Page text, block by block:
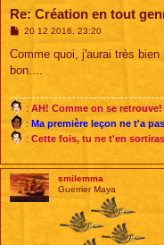
Re: Création en tout
M
s
a
20 12 2016, 23:20
Comme quoi, j'aurai très
bon....
: AH! Comme on se retrouve!
: Ma première leçon ne t'a
: Cette fois, tu ne t'en
smilemma
Guerrier Maya